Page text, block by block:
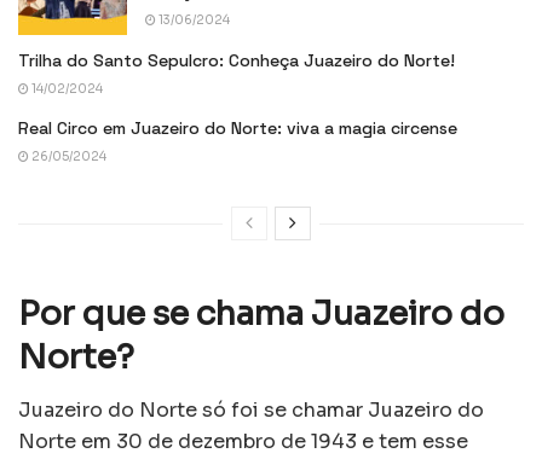
13/06/2024
Trilha do Santo Sepulcro: Conheça Juazeiro do Norte!
14/02/2024
Real Circo em Juazeiro do Norte: viva a magia circense
26/05/2024
Por que se chama Juazeiro do
Norte?
Juazeiro do Norte só foi se chamar Juazeiro do
Norte em 30 de dezembro de 1943 e tem esse